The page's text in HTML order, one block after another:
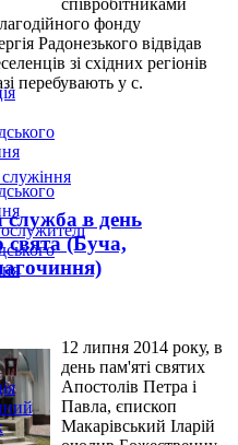
співробітниками
фонду
Радонезького відвідав
зі східних регіонів
перебувають у с.
служба в день
свята (Буча,
12 липня 2014 року, в
день пам'яті святих
Апостолів Петра і
Павла, єпископ
Макарівський Іларій